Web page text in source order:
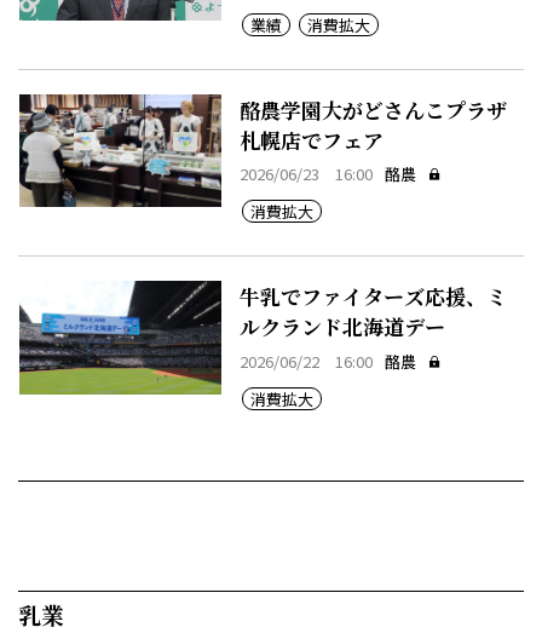
業績
消費拡大
酪農学園大がどさんこプラザ
札幌店でフェア
2026/06/23 16:00 酪農
消費拡大
牛乳でファイターズ応援、ミ
ルクランド北海道デー
2026/06/22 16:00 酪農
消費拡大
乳業​